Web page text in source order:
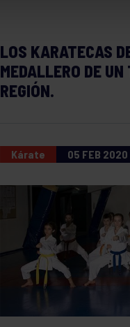
LOS KARATECAS
MEDALLERO DE
REGIÓN.
Kárate 05 FEB 2020